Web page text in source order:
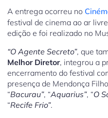
A entrega ocorreu no
festival de cinema ao ar
edição e foi realizado no
“O Agente Secreto”, que
Melhor Diretor, integrou a
encerramento do festival
presença de Mendonça
“Bacurau”, “Aquarius”, “O
“Recife Frio”.